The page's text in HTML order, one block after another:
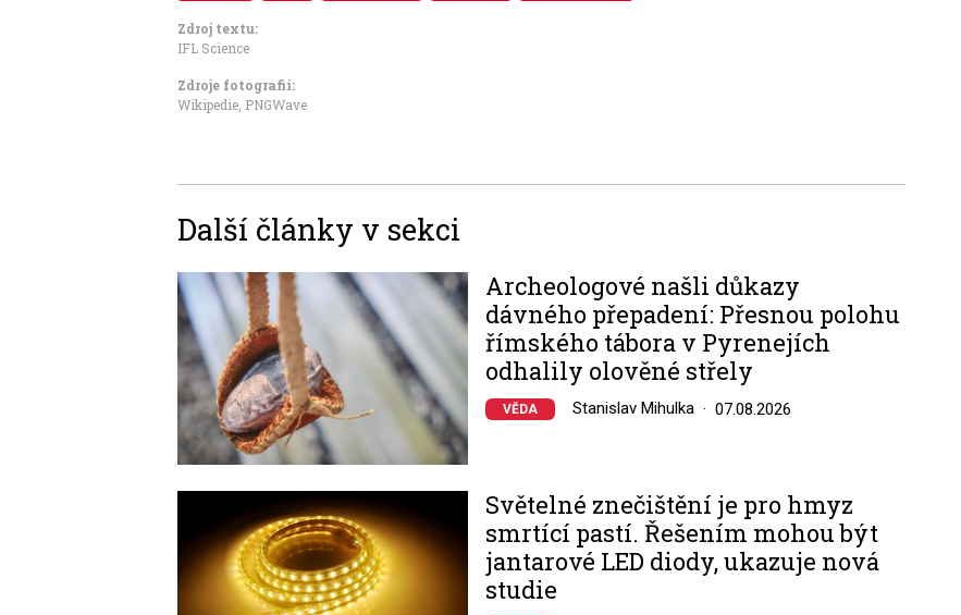
Zdroj textu:
IFL Science
Zdroje fotografii:
Wikipedie, PNGWave
Další články v sekci
Image
Archeologové našli důkazy
dávného přepadení: Přesnou polohu
římského tábora v Pyrenejích
odhalily olověné střely
VĚDA Stanislav Mihulka 07.08.2026
Světelné znečištění je pro hmyz
smrtící pastí. Řešením mohou být
jantarové LED diody, ukazuje nová
studie